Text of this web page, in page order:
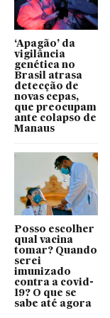
‘Apagão’ da
vigilância
genética no
Brasil atrasa
detecção de
novas cepas,
que preocupam
ante colapso de
Manaus
Posso escolher
qual vacina
tomar? Quando
serei
imunizado
contra a covid-
19? O que se
sabe até agora